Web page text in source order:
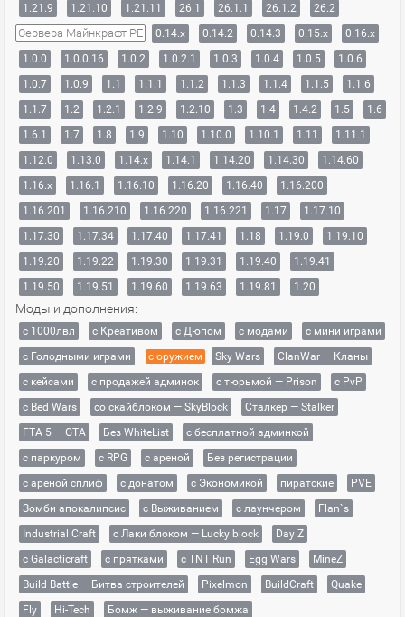
1.21.9
1.21.10 1.21.11 26.1 26.1.1 26.1.2 26.2
Сервера Майнкрафт PE 0.14.x 0.14.2 0.14.3 0.15.x
0.16.x
1.0.0
1.0.0.16 1.0.2 1.0.2.1 1.0.3 1.0.4 1.0.5
1.0.6
1.0.7
1.0.9 1.1 1.1.1 1.1.2 1.1.3 1.1.4 1.1.5
1.1.6
1.1.7
1.2 1.2.1 1.2.9 1.2.10 1.3 1.4 1.4.2 1.5
1.6
1.6.1
1.7 1.8 1.9 1.10 1.10.0 1.10.1 1.11
1.11.1
1.12.0
1.13.0 1.14.x 1.14.1 1.14.20 1.14.30
1.14.60
1.16.x
1.16.1 1.16.10 1.16.20 1.16.40
1.16.200
1.16.201
1.16.210 1.16.220 1.16.221 1.17
1.17.10
1.17.30
1.17.34 1.17.40 1.17.41 1.18 1.19.0
1.19.10
1.19.20
1.19.22 1.19.30 1.19.31 1.19.40
1.19.41
1.19.50
1.19.51 1.19.60 1.19.63 1.19.81 1.20
Моды и дополнения:
с 1000лвл c Креативом с Дюпом с модами
с мини играми
с Голодными играми
с оружием Sky Wars
ClanWar — Кланы
с кейсами
с продажей админок с тюрьмой — Prison
с PvP
с Bed Wars
со скайблоком — SkyBlock
Сталкер — Stalker
ГТА 5 — GTA
Без WhiteList
с бесплатной админкой
с паркуром
с RPG с ареной
Без регистрации
с ареной сплиф
с донатом с Экономикой пиратские
PVE
Зомби апокалипсис
с Выживанием с лаунчером
Flan`s
Industrial Craft
с Лаки блоком — Lucky block
Day Z
с Galacticraft
с прятками с TNT Run Egg Wars
MineZ
Build Battle — Битва строителей
Pixelmon BuildCraft
Quake
Fly
Hi-Tech
Бомж — выживание бомжа